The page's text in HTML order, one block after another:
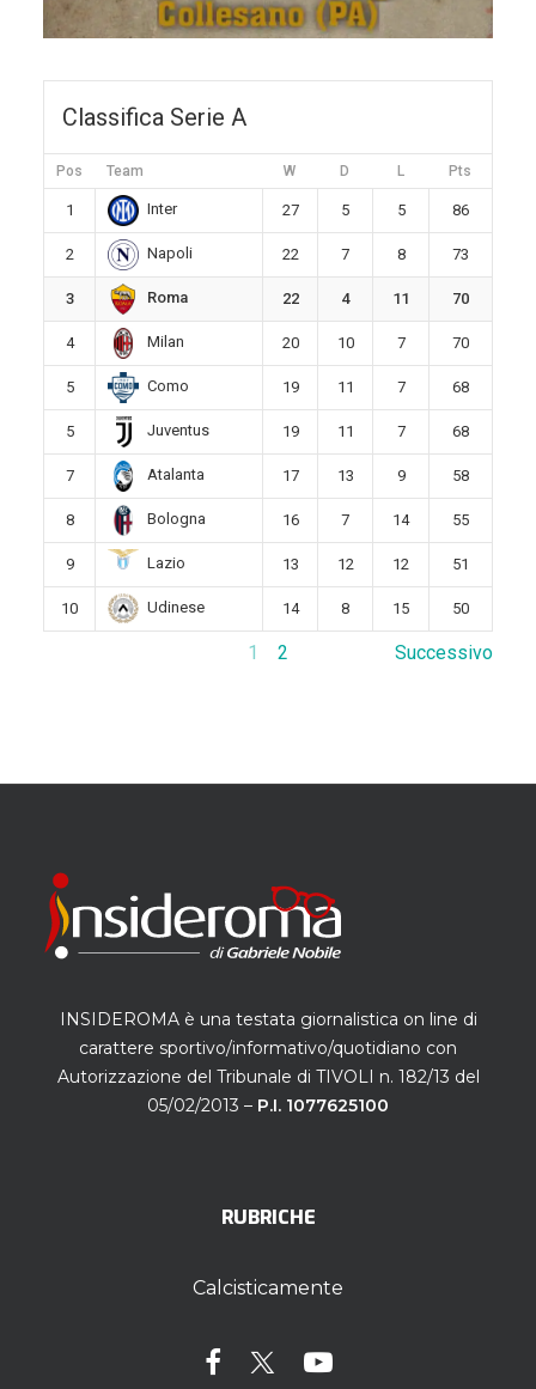
Classifica Serie A
Pos Team W D L Pts
1 Inter 27 5 5 86
2 Napoli 22 7 8 73
3 Roma 22 4 11 70
4 Milan 20 10 7 70
5 Como 19 11 7 68
5 Juventus 19 11 7 68
7 Atalanta 17 13 9 58
8 Bologna 16 7 14 55
9 Lazio 13 12 12 51
10 Udinese 14 8 15 50
1 2 Successivo
INSIDEROMA è una testata giornalistica on line di
carattere sportivo/informativo/quotidiano con
Autorizzazione del Tribunale di TIVOLI n. 182/13 del
05/02/2013 – P.I. 1077625100
RUBRICHE
Calcisticamente